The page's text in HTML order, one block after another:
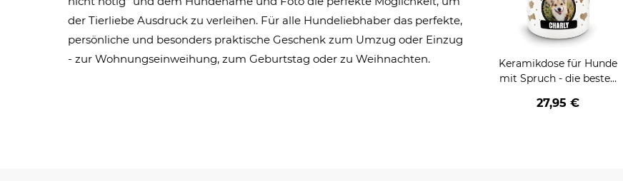
der Tierliebe Ausdruck zu verleihen. Für alle Hundeliebhaber das perfekte,
persönliche und besonders praktische Geschenk zum Umzug oder Einzug
- zur Wohnungseinweihung, zum Geburtstag oder zu Weihnachten.
Keramikdose für Hunde
mit Spruch - die besten
Name
27,95 €